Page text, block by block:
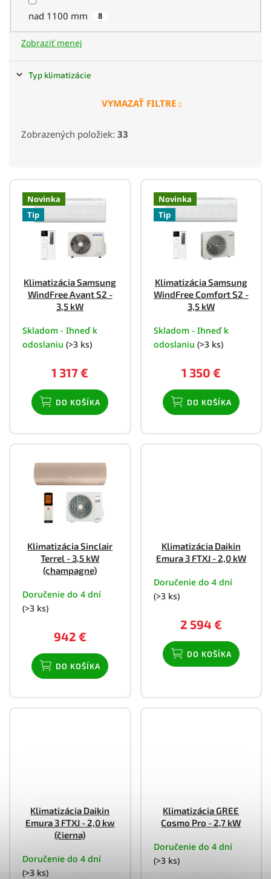
nad 1100 mm 8
Zobraziť menej
Typ klimatizácie
Split 33
VYMAZAŤ FILTRE
Zobrazených položiek: 33
V
Novinka
Tip
Klimatizácia Samsung
WindFree Avant S2 -
3,5 kW
Skladom - Ihneď k
odoslaniu (>3 ks)
1 317 €
DO KOŠÍKA
Novinka
Tip
Klimatizácia Samsung
WindFree Comfort S2 -
3,5 kW
Skladom - Ihneď k
odoslaniu (>3 ks)
1 350 €
DO KOŠÍKA
Klimatizácia Sinclair
Terrel - 3,5 kW
(champagne)
Doručenie do 4 dní
(>3 ks)
942 €
DO KOŠÍKA
Klimatizácia Daikin
Emura 3 FTXJ - 2,0 kW
Doručenie do 4 dní
(>3 ks)
2 594 €
DO KOŠÍKA
Klimatizácia Daikin
Emura 3 FTXJ - 2,0 kw
(čierna)
Doručenie do 4 dní
(>3 ks)
Klimatizácia GREE
Cosmo Pro - 2,7 kW
Doručenie do 4 dní
(>3 ks)